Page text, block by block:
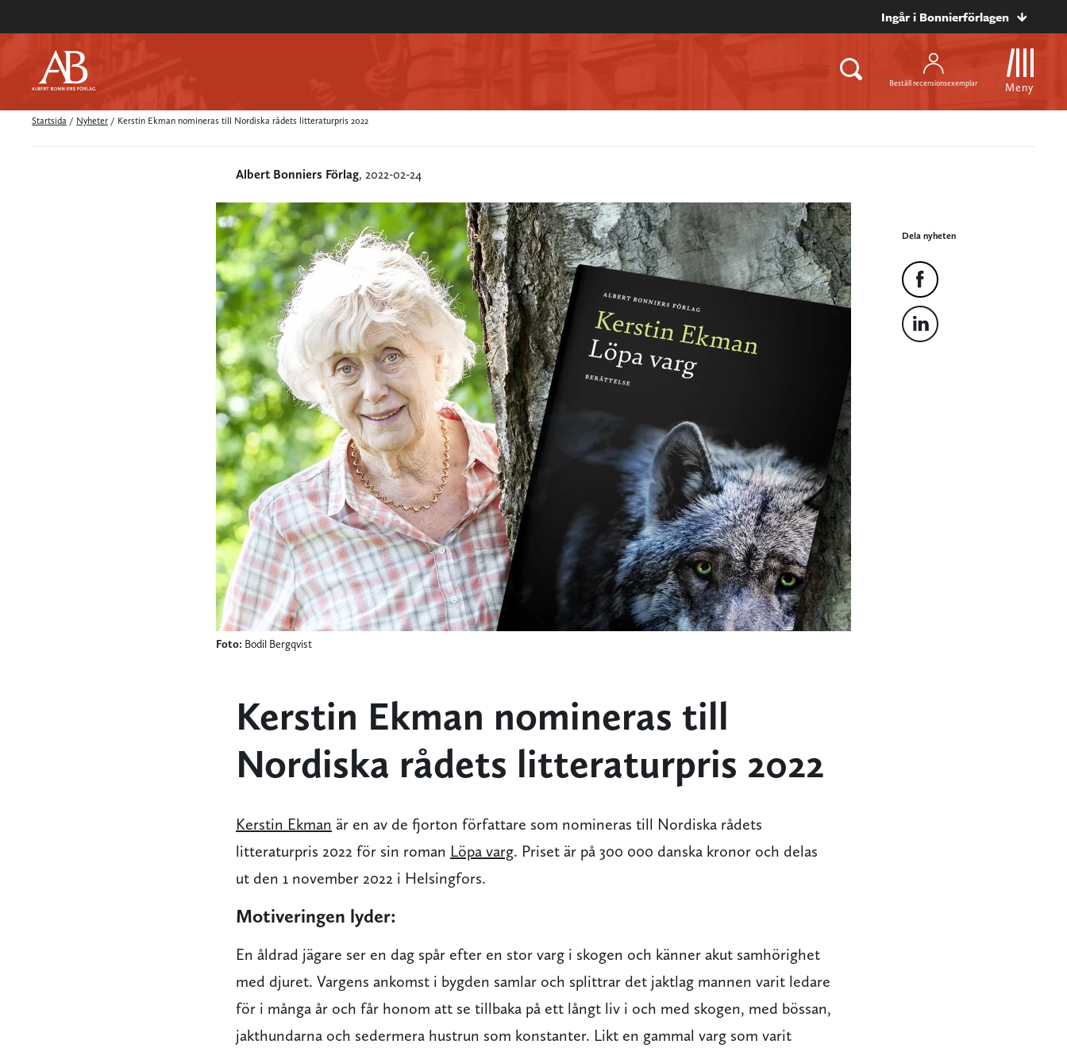
Ingår i Bonnierförlagen
Beställ recensionsexemplar Meny
Startsida / Nyheter / Kerstin Ekman nomineras till Nordiska rådets litteraturpris 2022
Albert Bonniers Förlag, 2022-02-24
Foto: Bodil Bergqvist
Dela nyheten
Kerstin Ekman nomineras till
Nordiska rådets litteraturpris 2022
Kerstin Ekman är en av de fjorton författare som nomineras till Nordiska rådets
litteraturpris 2022 för sin roman Löpa varg. Priset är på 300 000 danska kronor och delas
ut den 1 november 2022 i Helsingfors.
Motiveringen lyder:
En åldrad jägare ser en dag spår efter en stor varg i skogen och känner akut samhörighet
med djuret. Vargens ankomst i bygden samlar och splittrar det jaktlag mannen varit ledare
för i många år och får honom att se tillbaka på ett långt liv i och med skogen, med bössan,
jakthundarna och sedermera hustrun som konstanter. Likt en gammal varg som varit